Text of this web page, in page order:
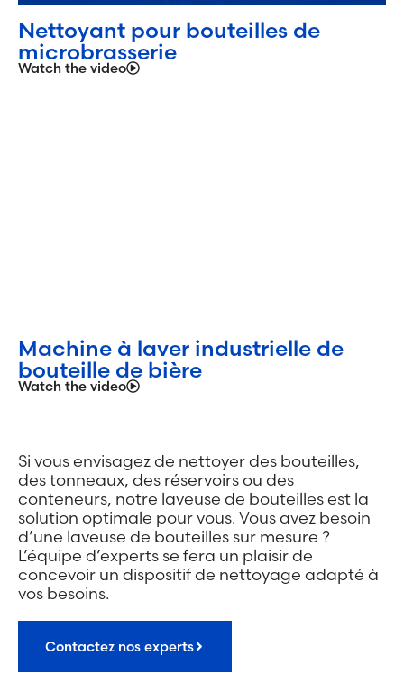
Nettoyant pour bouteilles de
microbrasserie
Watch the video
Machine à laver industrielle de
bouteille de bière
Watch the video
Si vous envisagez de nettoyer des bouteilles,
des tonneaux, des réservoirs ou des
conteneurs, notre laveuse de bouteilles est la
solution optimale pour vous. Vous avez besoin
d’une laveuse de bouteilles sur mesure ?
L’équipe d’experts se fera un plaisir de
concevoir un dispositif de nettoyage adapté à
vos besoins.
Contactez nos experts